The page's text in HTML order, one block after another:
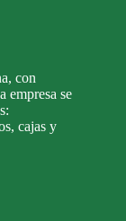
con
empresa se
cajas y